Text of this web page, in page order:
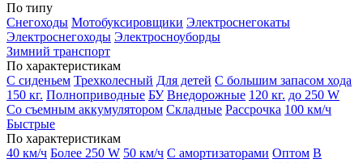
По типу
Снегоходы Мотобуксировщики Электроснегокаты
Электроснегоходы Электросноуборды
Зимний транспорт
По характеристикам
С сиденьем Трехколесный Для детей С большим запасом хода
150 кг. Полноприводные БУ Внедорожные 120 кг. до 250 W
Со съемным аккумулятором Складные Рассрочка 100 км/ч
Быстрые
По характеристикам
40 км/ч Более 250 W 50 км/ч С амортизаторами Оптом В